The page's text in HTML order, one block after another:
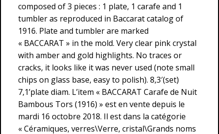
composed of 3 pieces : 1 plate, 1 carafe and 1
tumbler as reproduced in Baccarat catalog of
1916. Plate and tumbler are marked
« BACCARAT » in the mold. Very clear pink crystal
with amber and gold highlights. No traces or
cracks, it looks like it was never used (note small
chips on glass base, easy to polish). 8,3′(set)
7,1’plate diam. L’item « BACCARAT Carafe de Nuit
Bambous Tors (1916) » est en vente depuis le
mardi 16 octobre 2018. Il est dans la catégorie
« Céramiques, verres\Verre, cristal\Grands noms